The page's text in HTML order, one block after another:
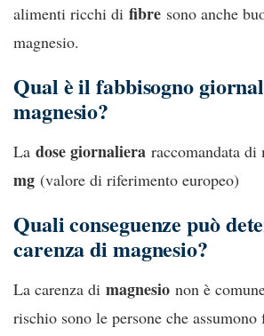
alimenti ricchi di fibre sono anche
magnesio.
Qual è il fabbisogno
magnesio?
La dose giornaliera raccomandata di
mg (valore di riferimento europeo)
Quali conseguenze può
carenza di magnesio?
La carenza di magnesio non è
rischio sono le persone che